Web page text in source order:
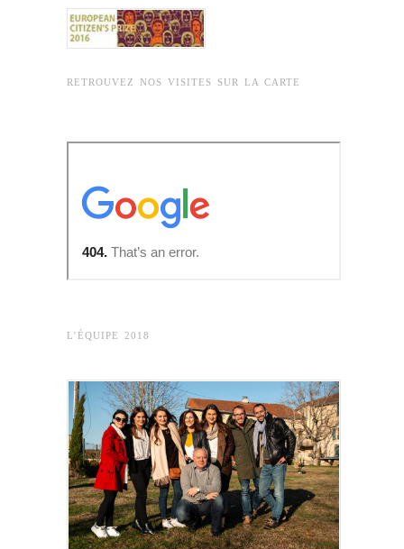
RETROUVEZ NOS VISITES SUR LA CARTE
L’ÉQUIPE 2018